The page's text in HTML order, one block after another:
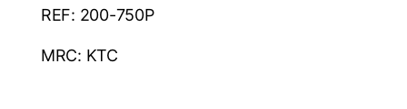
REF: 200-750P
MRC: KTC